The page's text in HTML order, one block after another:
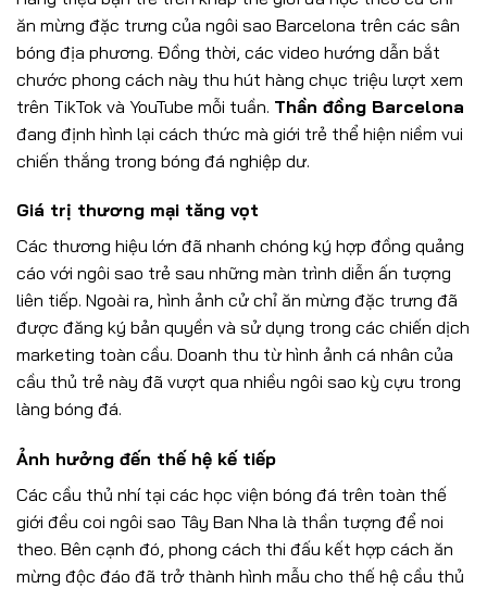
ăn mừng đặc trưng của ngôi sao Barcelona trên các sân
bóng địa phương. Đồng thời, các video hướng dẫn bắt
chước phong cách này thu hút hàng chục triệu lượt xem
trên TikTok và YouTube mỗi tuần. Thần đồng Barcelona
đang định hình lại cách thức mà giới trẻ thể hiện niềm vui
chiến thắng trong bóng đá nghiệp dư.
Giá trị thương mại tăng vọt
Các thương hiệu lớn đã nhanh chóng ký hợp đồng quảng
cáo với ngôi sao trẻ sau những màn trình diễn ấn tượng
liên tiếp. Ngoài ra, hình ảnh cử chỉ ăn mừng đặc trưng đã
được đăng ký bản quyền và sử dụng trong các chiến dịch
marketing toàn cầu. Doanh thu từ hình ảnh cá nhân của
cầu thủ trẻ này đã vượt qua nhiều ngôi sao kỳ cựu trong
làng bóng đá.
Ảnh hưởng đến thế hệ kế tiếp
Các cầu thủ nhí tại các học viện bóng đá trên toàn thế
giới đều coi ngôi sao Tây Ban Nha là thần tượng để noi
theo. Bên cạnh đó, phong cách thi đấu kết hợp cách ăn
mừng độc đáo đã trở thành hình mẫu cho thế hệ cầu thủ